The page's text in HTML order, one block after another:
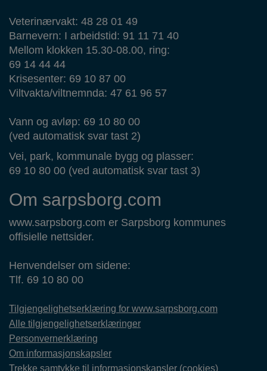
Veterinærvakt: 48 28 01 49
Barnevern: I arbeidstid: 91 11 71 40
Mellom klokken 15.30-08.00, ring:
69 14 44 44
Krisesenter: 69 10 87 00
Viltvakta/viltnemnda: 47 61 96 57
Vann og avløp: 69 10 80 00
(ved automatisk svar tast 2)
Vei, park, kommunale bygg og plasser:
69 10 80 00 (ved automatisk svar tast 3)
Om sarpsborg.com
www.sarpsborg.com er Sarpsborg kommunes
offisielle nettsider.
Henvendelser om sidene:
Tlf. 69 10 80 00
Tilgjengelighetserklæring for www.sarpsborg.com
Alle tilgjengelighetserklæringer
Personvernerklæring
Om informasjonskapsler
Trekke samtykke til informasjonskapsler (cookies)